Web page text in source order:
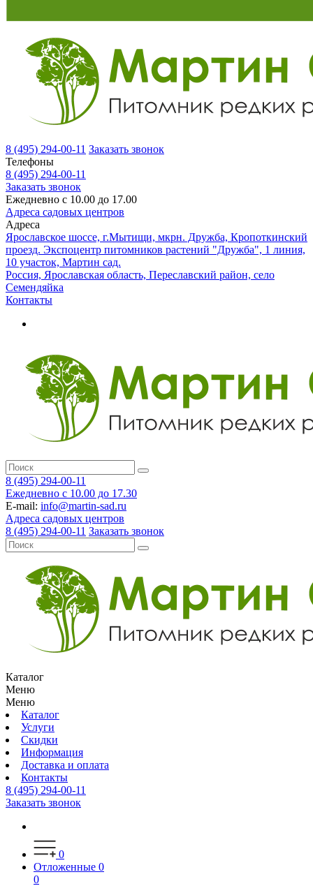
8 (495) 294-00-11 Заказать звонок
Телефоны
8 (495) 294-00-11
Заказать звонок
Ежедневно с 10.00 до 17.00
Адреса садовых центров
Адреса
Ярославское шоссе, г.Мытищи, мкрн. Дружба, Кропоткинский
проезд. Экспоцентр питомников растений "Дружба", 1 линия,
10 участок, Мартин сад.
Россия, Ярославская область, Переславский район, село
Семендяйка
Контакты
8 (495) 294-00-11
Ежедневно с 10.00 до 17.30
E-mail: info@martin-sad.ru
Адреса садовых центров
8 (495) 294-00-11 Заказать звонок
Каталог
Меню
Меню
Каталог
Услуги
Скидки
Информация
Доставка и оплата
Контакты
8 (495) 294-00-11
Заказать звонок
0
Отложенные 0
0